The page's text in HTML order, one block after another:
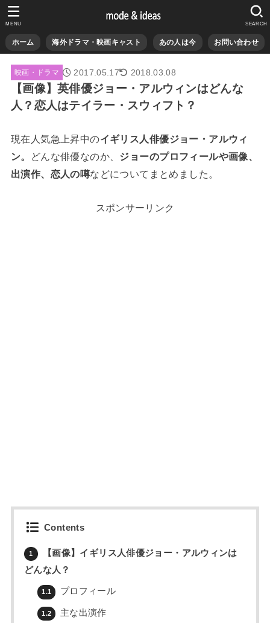
ホーム 海外ドラマ・映画キャスト あの人は今 お問い合わせ
SEARCH
MENU
映画・ドラマ 2017.05.17 2018.03.08
【画像】英俳優ジョー・アルウィンはどんな
人？恋人はテイラー・スウィフト？
現在人気急上昇中のイギリス人俳優ジョー・アルウィ
ン。
どんな俳優なのか、 ジョーのプロフィールや画像、
出演作、恋人の噂などについてまとめました。
スポンサーリンク
Contents
1
【画像】イギリス人俳優ジョー・アルウィンは
どんな人？
1.1 プロフィール
1.2 主な出演作